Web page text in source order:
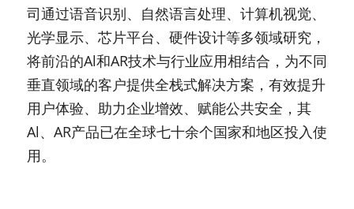
司通过语音识别、自然语言处理、计算机视觉、
光学显示、芯片平台、硬件设计等多领域研究，
将前沿的Al和AR技术与行业应用相结合，为不同
垂直领域的客户提供全栈式解决方案，有效提升
用户体验、助力企业增效、赋能公共安全，其
Al、AR产品已在全球七十余个国家和地区投入使
用。